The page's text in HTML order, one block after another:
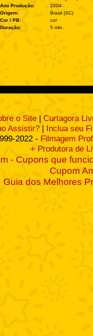
Ano Produção:
2004
Origem:
Brasil (SC)
Cor / PB:
cor
Duração:
5 min.
o Site | Curtagora
Assistir? | Inclua seu
2022 - Filmagem
+ Produtora de
- Cupons que
Cupom
Guia dos Melhores